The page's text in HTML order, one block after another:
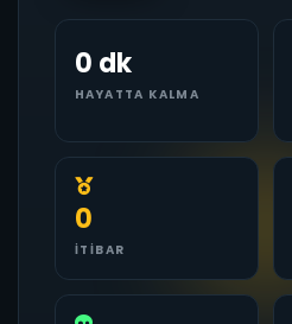
0 dk
HAYATTA KALMA
0
İTIBAR